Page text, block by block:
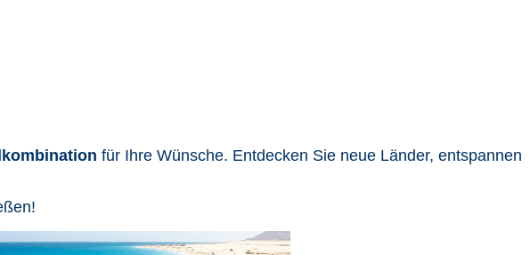
für Ihre Wünsche. Entdecken Sie neue Länder, entspannen